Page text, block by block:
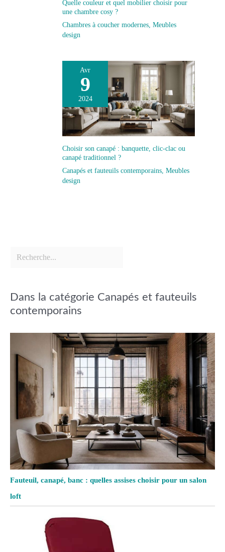
Quelle couleur et quel mobilier choisir pour
une chambre cosy ?
Chambres à coucher modernes, Meubles
design
Avr
9
2024
Choisir son canapé : banquette, clic-clac ou
canapé traditionnel ?
Canapés et fauteuils contemporains Meubles
design
Dans la catégorie Canapés et fauteuils
contemporains
Fauteuil, canapé, banc : quelles assises choisir pour un salon
loft